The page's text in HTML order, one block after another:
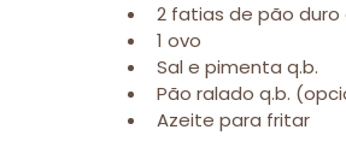
2 fatias de pão
1 ovo
Sal e pimenta q.b.
Pão ralado q.b.
Azeite para fritar